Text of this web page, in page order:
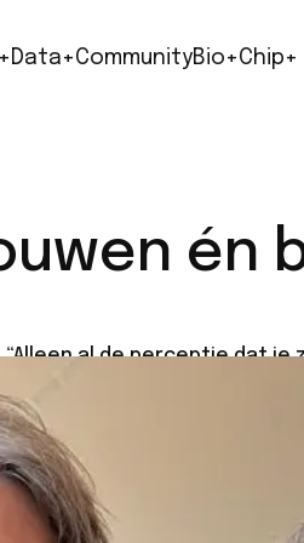
Data+CommunityBio+Chip+
én
al de perceptie dat je